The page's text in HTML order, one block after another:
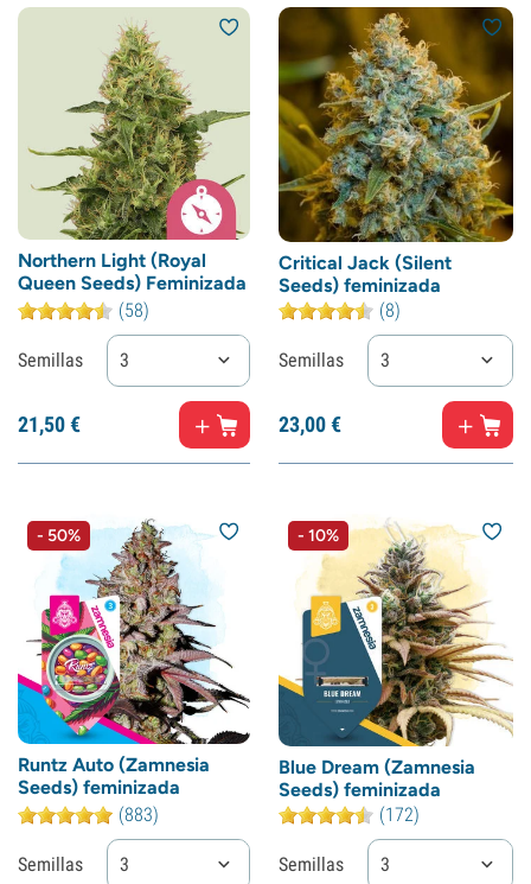
Northern Light (Royal
Queen Seeds) Feminizada
(58)
Semillas 3
21,50€
Critical Jack (Silent
Seeds) feminizada
(8)
Semillas 3
23,00€
- 50%
Runtz Auto (Zamnesia
Seeds) feminizada
(883)
Semillas 3
- 10%
Blue Dream (Zamnesia
Seeds) feminizada
(172)
Semillas 3